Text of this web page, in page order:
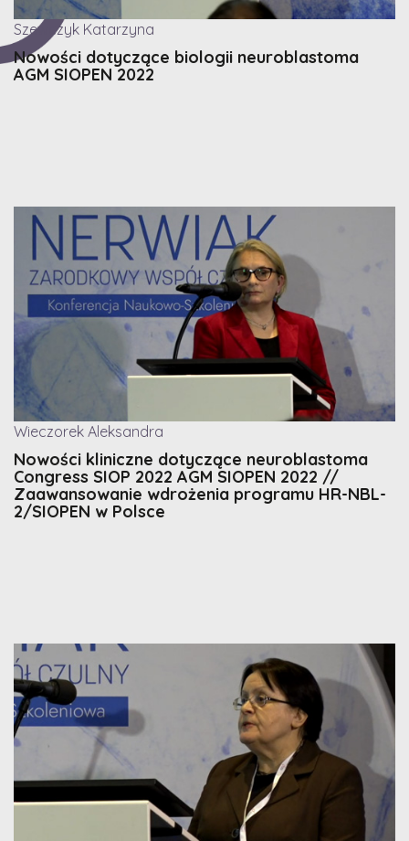
Szewczyk Katarzyna
Nowości dotyczące biologii neuroblastoma
AGM SIOPEN 2022
Wieczorek Aleksandra
Nowości kliniczne dotyczące neuroblastoma
Congress SIOP 2022 AGM SIOPEN 2022 //
Zaawansowanie wdrożenia programu HR-NBL-
2/SIOPEN w Polsce